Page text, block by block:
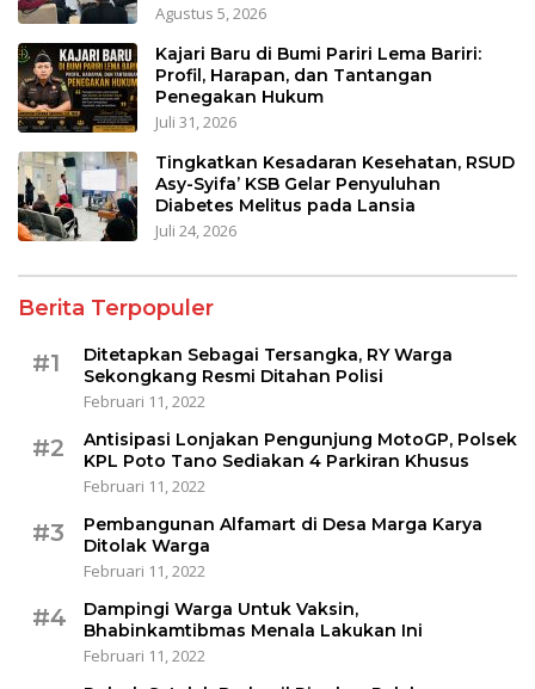
Agustus 5, 2026
Kajari Baru di Bumi Pariri Lema Bariri:
Profil, Harapan, dan Tantangan
Penegakan Hukum
Juli 31, 2026
Tingkatkan Kesadaran Kesehatan, RSUD
Asy-Syifa’ KSB Gelar Penyuluhan
Diabetes Melitus pada Lansia
Juli 24, 2026
Berita Terpopuler
#1
Ditetapkan Sebagai Tersangka, RY Warga
Sekongkang Resmi Ditahan Polisi
Februari 11, 2022
#2
Antisipasi Lonjakan Pengunjung MotoGP, Polsek
KPL Poto Tano Sediakan 4 Parkiran Khusus
Februari 11, 2022
#3
Pembangunan Alfamart di Desa Marga Karya
Ditolak Warga
Februari 11, 2022
#4
Dampingi Warga Untuk Vaksin,
Bhabinkamtibmas Menala Lakukan Ini
Februari 11, 2022